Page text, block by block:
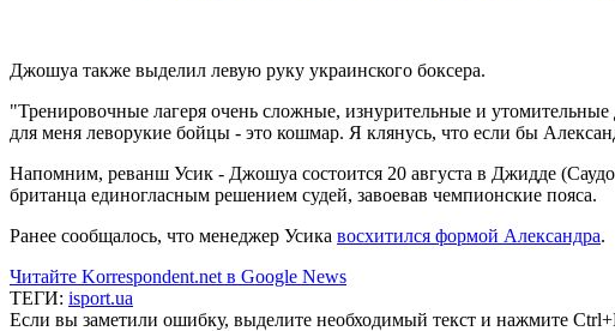
Джошуа также выделил левую руку украинского боксера.
"Тренировочные лагеря очень сложные, изнурительные и
для меня леворукие бойцы - это кошмар. Я клянусь, что если бы
Напомним, реванш Усик - Джошуа состоится 20 августа в Джидде
британца единогласным решением судей, завоевав чемпионские пояса.
Ранее сообщалось, что менеджер Усика восхитился формой Александра.
Читайте Korrespondent.net в Google News
ТЕГИ: isport.ua
Если вы заметили ошибку, выделите необходимый текст и нажмите